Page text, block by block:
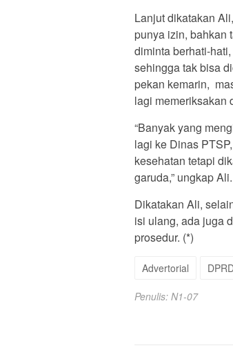
Lanjut dikatakan
punya izin, bahkan
diminta berhati-
sehingga tak bisa
pekan kemarin,
lagi memeriksakan
“Banyak yang
lagi ke Dinas
kesehatan tetapi
garuda,” ungkap Ali.
Dikatakan Ali,
isi ulang, ada juga
prosedur. (*)
Advertorial
Penulis: N1-07